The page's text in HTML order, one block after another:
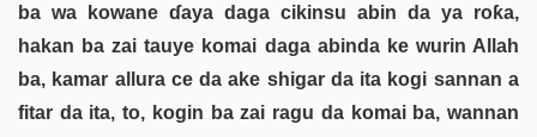
ba wa kowane ɗaya daga cikinsu abin da ya roƙa,
hakan ba zai tauye komai daga abinda ke wurin Allah
ba, kamar allura ce da ake shigar da ita kogi sannan a
fitar da ita, to, kogin ba zai ragu da komai ba, wannan